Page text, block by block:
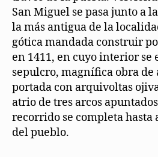
San Miguel se pasa junto a
la más antigua de la
gótica mandada construir
en 1411, en cuyo interior
sepulcro, magnífica obra de
portada con arquivoltas
atrio de tres arcos
recorrido se completa
del pueblo.